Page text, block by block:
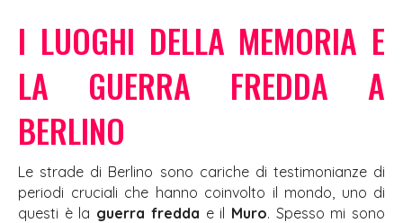
I LUOGHI DELLA MEMORIA E
LA GUERRA FREDDA A
BERLINO
Le strade di Berlino sono cariche di testimonianze di
periodi cruciali che hanno coinvolto il mondo, uno di
questi è la guerra fredda e il Muro. Spesso mi sono